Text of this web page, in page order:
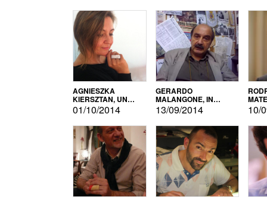
AGNIESZKA
KIERSZTAN, UN
MODELLO DI
AUTOPRODUZIONE
01/10/2014
GERARDO
MALANGONE, IN
GIURIA PER IL
CONCORSO
LETTERARIO
13/09/2014 10/